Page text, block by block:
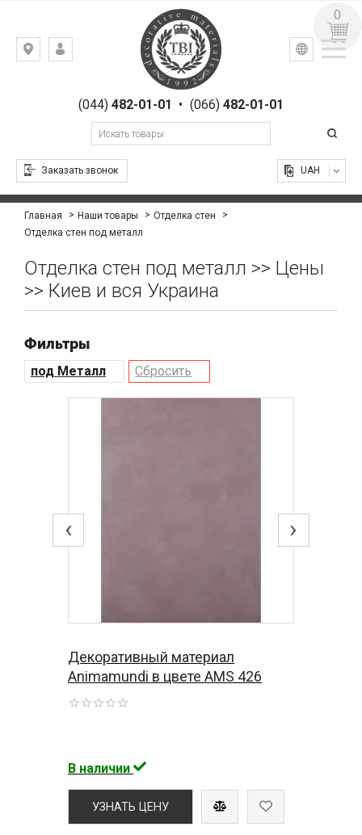
Киев,
Гоголевская,(044)482-01-01 • (066) 482-01-01
Заказать звонок
УКР РУС
UAH
0
Главная Наши товары
Отделка стен
Отделка стен под металл
Отделка стен под металл >> Цены
>> Киев и вся Украина
Фильтры
под Металл Сбросить
‹ ›
Декоративный материал
Animamundi в цвете AMS 426
В наличии
УЗНАТЬ ЦЕНУ